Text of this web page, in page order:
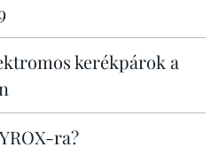
kerékpárok a
ra?